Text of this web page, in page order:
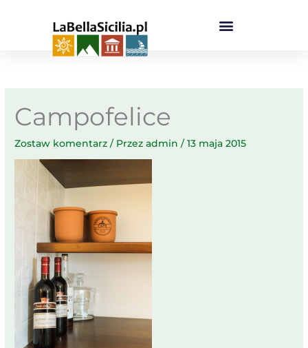
Campofelice
Zostaw komentarz / Przezadmin/13 maja 2015